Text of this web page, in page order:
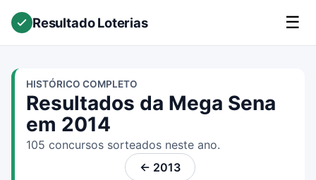
Resultado Loterias ☰
HISTÓRICO COMPLETO
Resultados da Mega Sena
em 2014
105 concursos sorteados neste ano.
← 2013